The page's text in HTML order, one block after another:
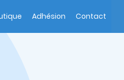
Adhésion Contact